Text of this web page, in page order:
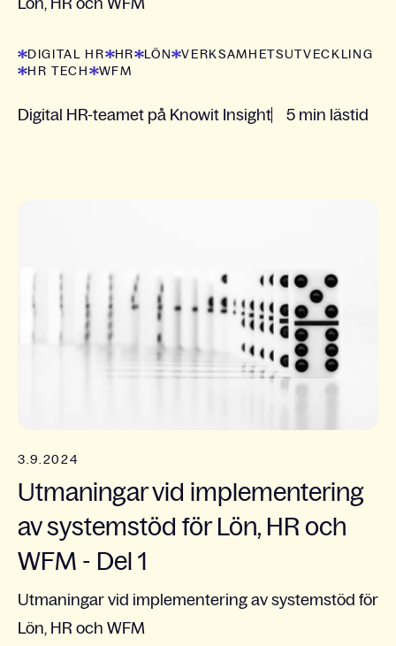
DIGITAL HR HR LÖN
VERKSAMHETSUTVECKLING
HR TECH
WFM
Digital HR-teamet på Knowit Insight 5 min lästid
3.9.2024
Utmaningar vid implementering
av systemstöd för Lön, HR och
WFM - Del 1
Utmaningar vid implementering av systemstöd för
Lön, HR och WFM